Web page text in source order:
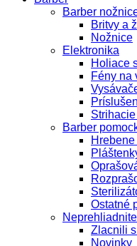
Barber
Britvy a
Nožnice
Elektronika
Holiace
Fény na
Barber
Ostatné
Neprehliadnite
Zlacnili
Novinky